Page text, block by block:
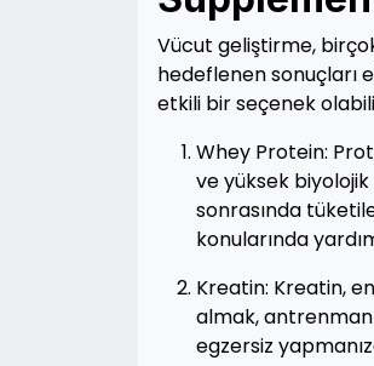
Vücut geliştirme,
hedeflenen sonuçları
etkili bir seçenek
Whey Protein:
ve yüksek
sonrasında
konularında
Kreatin: Kreatin,
almak, antrenman
egzersiz